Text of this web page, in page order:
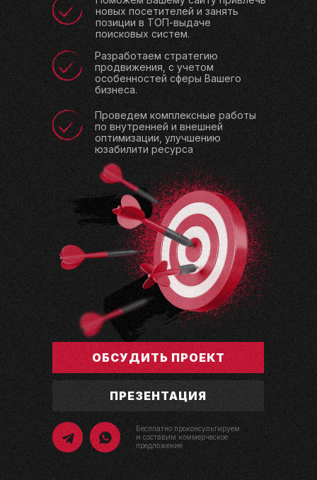
новых посетителей и занять
позиции в ТОП-выдаче
поисковых систем.
Разработаем стратегию
продвижения, с учетом
особенностей сферы Вашего
бизнеса.
Проведем комплексные работы
по внутренней и внешней
оптимизации, улучшению
юзабилити ресурса
Бесплатно проконсультируем
и составим коммерческое
предложение
ПРЕЗЕНТАЦИЯ
ОБСУДИТЬ ПРОЕКТ